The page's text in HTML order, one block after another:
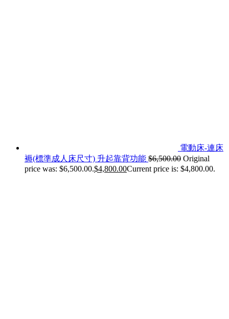
電動床-連床
褥(標準成人床尺寸) 升起靠背功能 $6,500.00 Original
price was: $6,500.00.$4,800.00Current price is: $4,800.00.